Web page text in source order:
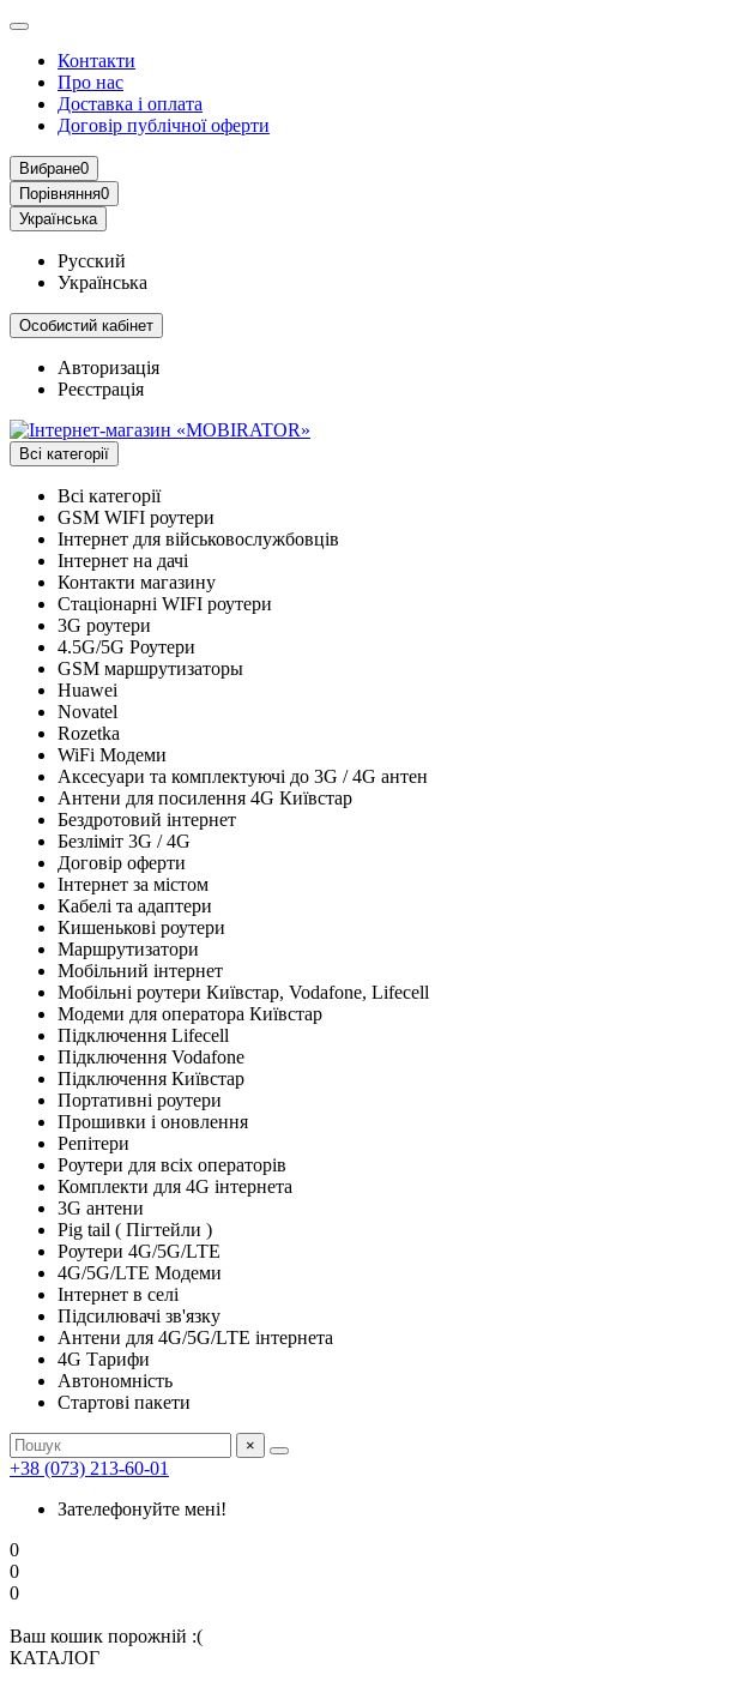
Контакти
Про нас
Доставка і оплата
Договір публічної оферти
Вибране0
Порівняння0
Українська
Русский
Українська
Особистий кабінет
Авторизація
Реєстрація
Всі категорії
Всі категорії
GSM WIFI роутери
Інтернет для військовослужбовців
Інтернет на дачі
Контакти магазину
Стаціонарні WIFI роутери
3G роутери
4.5G/5G Роутери
GSM маршрутизаторы
Huawei
Novatel
Rozetka
WiFi Модеми
Аксесуари та комплектуючі до 3G / 4G антен
Антени для посилення 4G Київстар
Бездротовий інтернет
Безліміт 3G / 4G
Договір оферти
Інтернет за містом
Кабелі та адаптери
Кишенькові роутери
Маршрутизатори
Мобільний інтернет
Мобільні роутери Київстар, Vodafone, Lifecell
Модеми для оператора Київстар
Підключення Lifecell
Підключення Vodafone
Підключення Київстар
Портативні роутери
Прошивки і оновлення
Репітери
Роутери для всіх операторів
Комплекти для 4G інтернета
3G антени
Pig tail ( Пігтейли )
Роутери 4G/5G/LTE
4G/5G/LTE Модеми
Інтернет в селі
Підсилювачі зв'язку
Антени для 4G/5G/LTE інтернета
4G Тарифи
Автономність
Стартові пакети
×
+38 (073) 213-60-01
Зателефонуйте мені!
0
0
0
Ваш кошик порожній :(
КАТАЛОГ